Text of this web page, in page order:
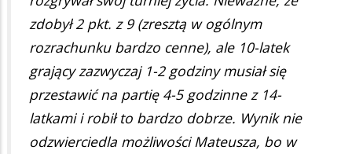
zdobył 2 pkt. z 9 (zresztą w ogólnym
rozrachunku bardzo cenne), ale 10-latek
grający zazwyczaj 1-2 godziny musiał się
przestawić na partię 4-5 godzinne z 14-
latkami i robił to bardzo dobrze. Wynik nie
odzwierciedla możliwości Mateusza, bo w